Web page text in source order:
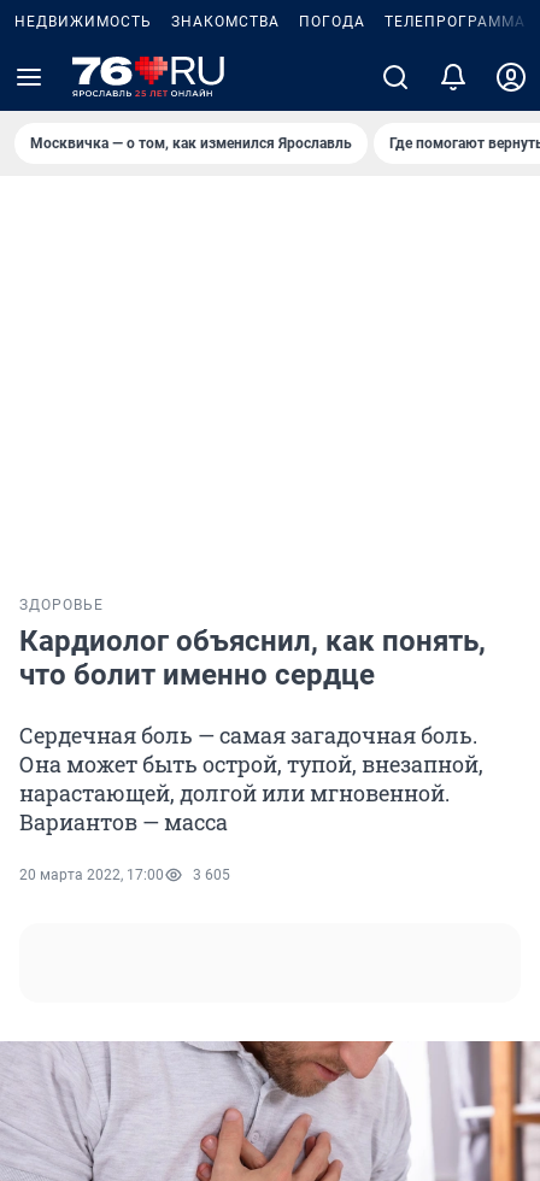
НЕДВИЖИМОСТЬ ЗНАКОМСТВА ПОГОДА ТЕЛЕПРОГРАММА
Москвичка — о том, как изменился Ярославль Где помогают
ЗДОРОВЬЕ
Кардиолог объяснил, как понять,
что болит именно сердце
Сердечная боль — самая загадочная боль.
Она может быть острой, тупой, внезапной,
нарастающей, долгой или мгновенной.
Вариантов — масса
20 марта 2022, 17:00 3 605